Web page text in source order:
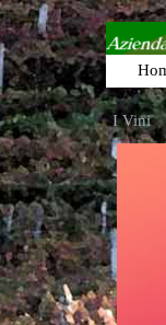
Vai ai contenuti
I Vini